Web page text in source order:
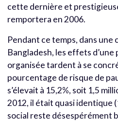
cette dernière et
remportera en 2006.
Pendant ce temps, dans
Bangladesh, les effets
organisée tardent à se
pourcentage de risque de
s’élevait à 15,2%, soit 1,5
2012, il était quasi identique
social reste désespérément